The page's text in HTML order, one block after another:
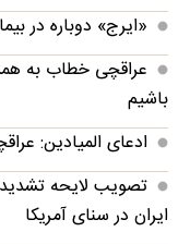
«ایرج» دوباره در
عراقچی خطاب به
باشیم
ادعای المیادین:
تصویب لایحه
ایران در سنای آمریکا